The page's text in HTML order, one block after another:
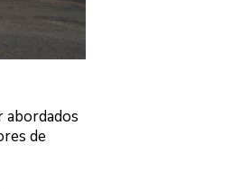
abordados
de